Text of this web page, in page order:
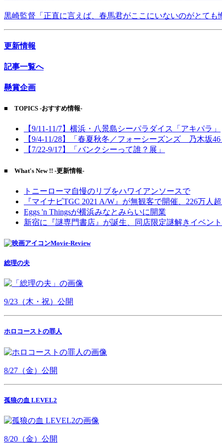
黒崎監督「正直に言えば、春馬君がここにいないのがとても
更新情報
記事一覧へ
懸賞企画
■ TOPICS -おすすめ情報-
【9/11-11/7】横浜・八景島シーパラダイス「アキパラ」
【9/4-11/28】「春夏秋冬／フォーシーズンズ 乃木坂46
【7/22-9/17】「バンクシーって誰？展」
■ What's New !! -更新情報-
トニーローマ自慢のリブをハワイアンソースで
『マイナビTGC 2021 A/W』が無観客で開催、226万人
Eggs 'n Thingsが横浜みなとみらいに開業
新宿に『謎専門書店』が誕生、同店限定謎解きイベン
Movie-Review
総理の夫
9/23（木・祝）公開
ホロコーストの罪人
8/27（金）公開
孤狼の血 LEVEL2
8/20（金）公開